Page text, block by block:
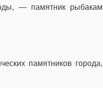
— памятник рыбакам
памятников города,